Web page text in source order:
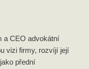
a CEO advokátní
vizi firmy, rozvíjí její
přední